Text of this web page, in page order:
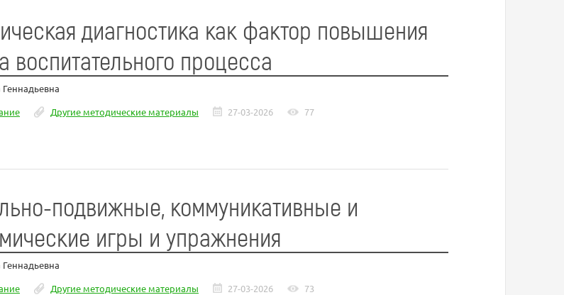
диагностика как фактор повышения
воспитательного процесса
Другие методические материалы 27-03-2026 77
подвижные, коммуникативные и
игры и упражнения
Другие методические материалы 27-03-2026 73